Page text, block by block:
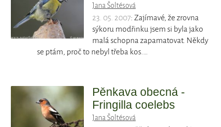
Jana Šoltésová
23. 05. 2007: Zajímavé, že zrovna
sýkoru modřinku jsem si byla jako
malá schopna zapamatovat. Někdy
se ptám, proč to nebyl třeba kos.…
Pěnkava obecná -
Fringilla coelebs
Jana Šoltésová